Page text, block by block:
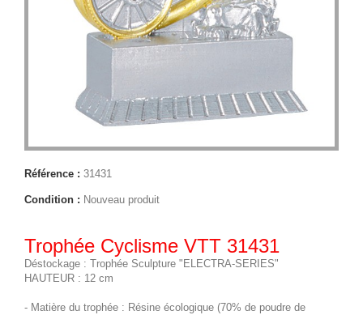
Référence : 31431
Condition : Nouveau produit
Trophée Cyclisme VTT 31431
Déstockage : Trophée Sculpture "ELECTRA-SERIES"
HAUTEUR : 12 cm
- Matière du trophée : Résine écologique (70% de poudre de